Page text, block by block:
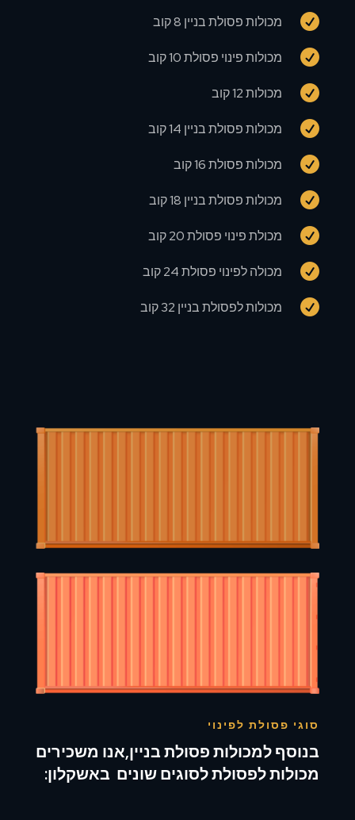
 מכולות פסולת בניין 8 קוב
 מכולות פינוי פסולת 10 קוב
 מכולות 12 קוב
 מכולות פסולת בניין 14 קוב
 מכולות פסולת 16 קוב
 מכולות פסולת בניין 18 קוב
 מכולת פינוי פסולת 20 קוב
 מכולה לפינוי פסולת 24 קוב
 מכולות לפסולת בניין 32 קוב
סוגי פסולת לפינוי
בנוסף למכולות פסולת בניין,אנו משכירים
מכולות לפסולת לסוגים שונים באשקלון: